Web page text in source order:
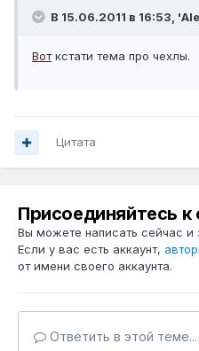
В 15.06.2011 в 16:53,
Воткстати тема про чехлы.
Цитата
Присоединяйтесь
Вы можете написать сейчас и
Если у вас есть аккаунт,
от имени своего аккаунта.
Ответить в этой теме...